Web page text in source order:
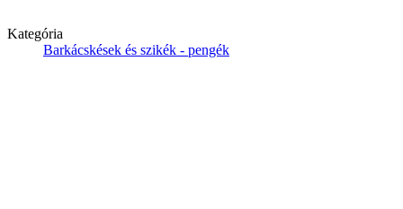
Kategória
Barkácskések és szikék - pengék